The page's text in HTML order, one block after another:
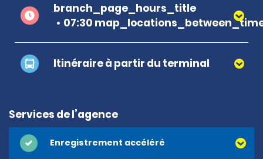
branch_page_hours_title
07:30 map_locations_between_time
Itinéraire à partir du terminal
Services de l’agence
Enregistrement accéléré